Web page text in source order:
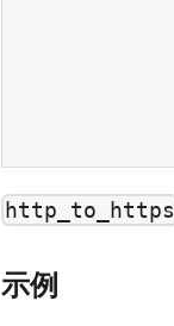
http_to_https
示例